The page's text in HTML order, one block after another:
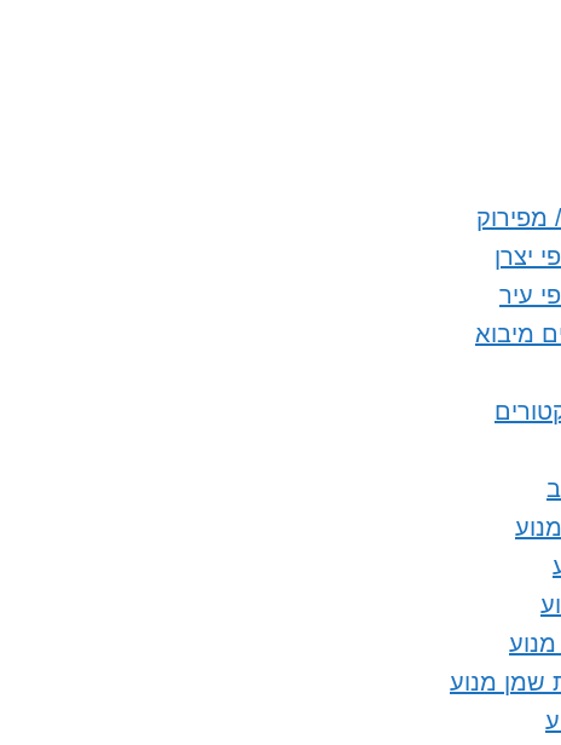
מפירוק
יצרן
עיר
מיבוא
מנוע